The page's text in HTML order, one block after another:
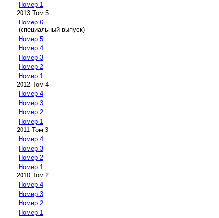
Номер 1
2013 Том 5
Номер 6
(специальный выпуск)
Номер 5
Номер 4
Номер 3
Номер 2
Номер 1
2012 Том 4
Номер 4
Номер 3
Номер 2
Номер 1
2011 Том 3
Номер 4
Номер 3
Номер 2
Номер 1
2010 Том 2
Номер 4
Номер 3
Номер 2
Номер 1